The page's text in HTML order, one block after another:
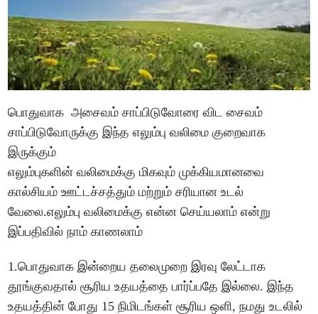
பொதுவாக அசைவம் சாப்பிடுவோரை விட சைவம்
சாப்பிடுவோருக்கு இந்த எலும்பு வலிமை குறைவாக
இருக்கும்
எலும்புகளின் வலிமைக்கு மிகவும் முக்கியமானவை
கால்சியம் ஊட்டச்சத்தும் மற்றும் சரியான உடல்
வேலை.எலும்பு வலிமைக்கு என்ன செய்யலாம் என்று
இப்பதிவில் நாம் காணலாம்
1.பொதுவாக இன்றைய தலைமுறை இரவு லேட்டாக
தூங்குவதால் சூரிய உதயத்தை பார்ப்பதே இல்லை. இந்த
உதயத்தின் போது 15 நிமிடங்கள் சூரிய ஒளி, நமது உடலில்